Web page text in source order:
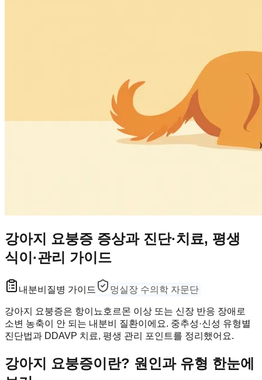
강아지 요붕증 증상과 진단·치료, 평생
식이·관리 가이드
내분비 질병 가이드 멍실장 수의학 자문단
강아지 요붕증은 항이뇨호르몬 이상 또는 신장 반응 장애로
소변 농축이 안 되는 내분비 질환이에요. 중추성·신성 유형별
진단법과 DDAVP 치료, 평생 관리 포인트를 정리했어요.
강아지 요붕증이란? 원인과 유형 한눈에